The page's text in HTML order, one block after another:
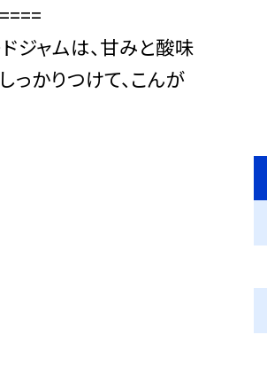
ジャムは、甘みと酸味
っかりつけて、こんが